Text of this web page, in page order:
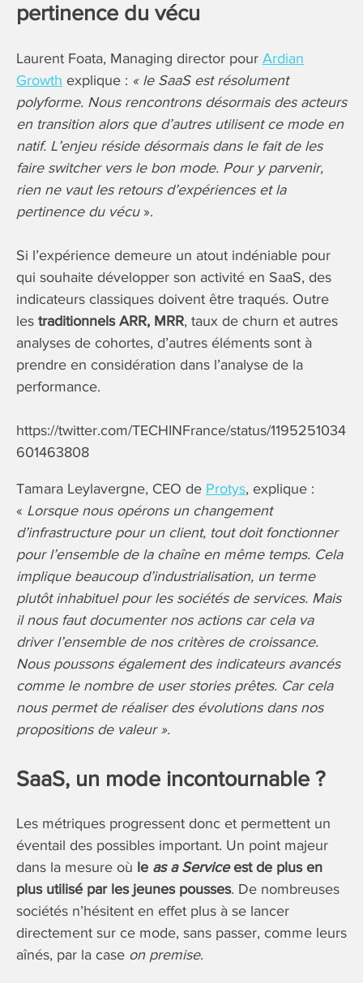
pertinence du vécu
Laurent Foata, Managing director pour Ardian
Growth explique : « le SaaS est résolument
polyforme. Nous rencontrons désormais des acteurs
en transition alors que d’autres utilisent ce mode en
natif. L’enjeu réside désormais dans le fait de les
faire switcher vers le bon mode. Pour y parvenir,
rien ne vaut les retours d’expériences et la
pertinence du vécu».
Si l’expérience demeure un atout indéniable pour
qui souhaite développer son activité en SaaS, des
indicateurs classiques doivent être traqués. Outre
les traditionnels ARR, MRR, taux de churn et autres
analyses de cohortes, d’autres éléments sont à
prendre en considération dans l’analyse de la
performance.
https://twitter.com/TECHINFrance/status/1195251034
601463808
Tamara Leylavergne, CEO de Protys, explique :
« Lorsque nous opérons un changement
d’infrastructure pour un client, tout doit fonctionner
pour l’ensemble de la chaîne en même temps. Cela
implique beaucoup d’industrialisation, un terme
plutôt inhabituel pour les sociétés de services. Mais
il nous faut documenter nos actions car cela va
driver l’ensemble de nos critères de croissance.
Nous poussons également des indicateurs avancés
comme le nombre de user stories prêtes. Car cela
nous permet de réaliser des évolutions dans nos
propositions de valeur ».
SaaS, un mode incontournable ?
Les métriques progressent donc et permettent un
éventail des possibles important. Un point majeur
dans la mesure où le as a Serviceest de plus en
plus utilisé par les jeunes pousses. De nombreuses
sociétés n’hésitent en effet plus à se lancer
directement sur ce mode, sans passer, comme leurs
aînés, par la case on premise.